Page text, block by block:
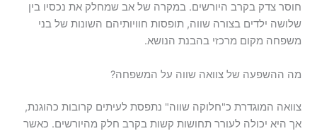
חוסר צדק בקרב היורשים. במקרה של אב שמחלק את נכסיו בין
שלושה ילדים בצורה שווה, תופסות חוויותיהם השונות של בני
משפחה מקום מרכזי בהבנת הנושא.
מה ההשפעה של צוואה שווה על המשפחה?
צוואה המוגדרת כ"חלוקה שווה" נתפסת לעיתים קרובות כהוגנת,
אך היא יכולה לעורר תחושות קשות בקרב חלק מהיורשים. כאשר